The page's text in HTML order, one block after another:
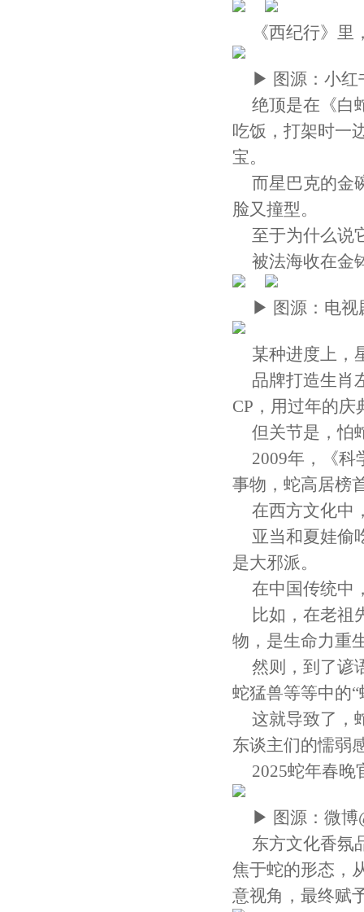
《西纪行》
▶ 图源：小红
绝顶是在《白
吃饭，打架时一
宝。
而星巴克的金
脸又撞型。
至于为什么说
被法海收在金
▶ 图源：电视
某种进度上，
品牌打造生肖
CP，用过年的庆
但关节是，怕
2009年，《
事物，蛇高居榜
在西方文化中
亚当和夏娃偷
是大邪派。
在中国传统中
比如，在老祖
物，是生命力重
然则，到了谚
蛇猛兽等等中的
这就导致了，
东谈主们的懦弱
2025蛇年春晚
▶ 图源：微博
东方文化香氛
焦于蛇的形态，
意视角，最终赋